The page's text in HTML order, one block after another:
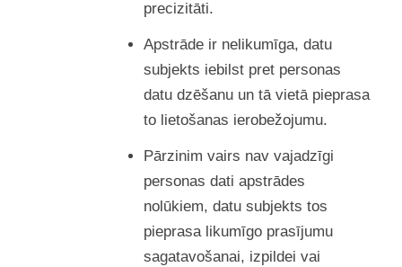
precizitāti.
Apstrāde ir nelikumīga, datu
subjekts iebilst pret personas
datu dzēšanu un tā vietā pieprasa
to lietošanas ierobežojumu.
Pārzinim vairs nav vajadzīgi
personas dati apstrādes
nolūkiem, datu subjekts tos
pieprasa likumīgo prasījumu
sagatavošanai, izpildei vai